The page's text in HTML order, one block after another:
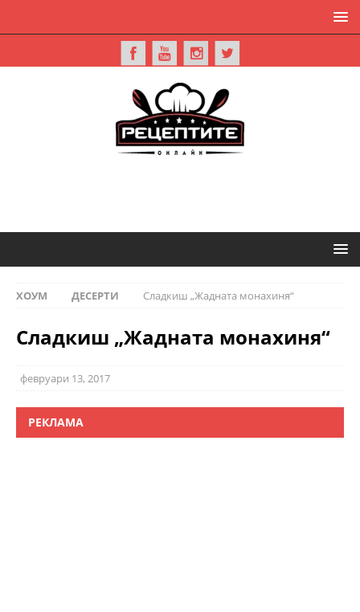
ХОУМ ДЕСЕРТИ Сладкиш „Жадната монахиня“
Сладкиш „Жадната монахиня“
февруари 13, 2017
РЕКЛАМА